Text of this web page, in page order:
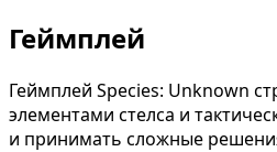
Геймплей
Геймплей Species: Unknown
элементами стелса и
и принимать сложные